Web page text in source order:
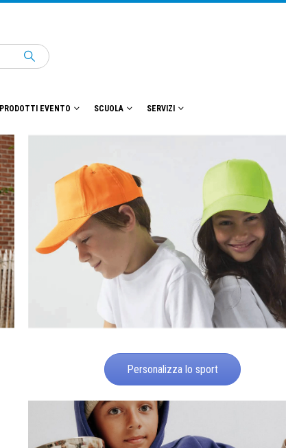
PRODOTTI EVENTO SCUOLA SERVIZI
Personalizza lo sport